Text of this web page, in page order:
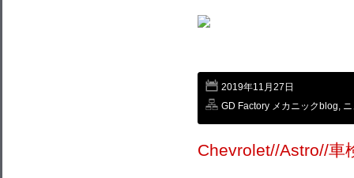
2019年11月27日
GD Factory メカニックblog,
Chevrolet//Astro//車